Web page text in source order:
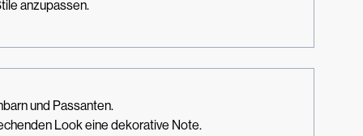
anzupassen.
und Passanten.
Look eine dekorative Note.